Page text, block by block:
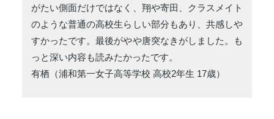
がたい側面だけではなく、翔や寄田、クラスメイト
のような普通の高校生らしい部分もあり、共感しや
すかったです。最後がやや唐突なきがしました。も
っと深い内容も読みたかったです。
有栖（浦和第一女子高等学校 高校2年生 17歳）